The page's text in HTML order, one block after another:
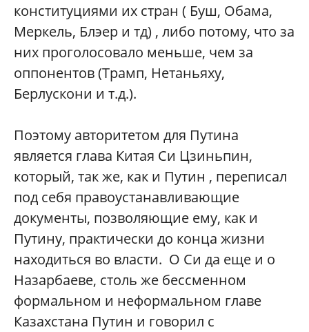
конституциями их стран ( Буш, Обама,
Меркель, Блэер и тд) , либо потому, что за
них проголосовало меньше, чем за
оппонентов (Трамп, Нетаньяху,
Берлускони и т.д.).
Поэтому авторитетом для Путина
является глава Китая Си Цзиньпин,
который, так же, как и Путин , переписал
под себя правоустанавливающие
документы, позволяющие ему, как и
Путину, практически до конца жизни
находиться во власти. О Си да еще и о
Назарбаеве, столь же бессменном
формальном и неформальном главе
Казахстана Путин и говорил с